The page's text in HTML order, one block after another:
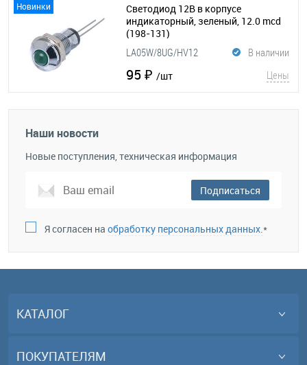
Новинки
Светодиод 12В в корпусе
индикаторный, зеленый, 12.0 mcd
(198-131)
В наличии
LA05W/8UG/HV12
95 ₽ /шт Цены
Наши новости
Новые поступления, техническая информация
Подписаться
Я согласен на обработку персональных данных.*
КАТАЛОГ
ПОКУПАТЕЛЯМ